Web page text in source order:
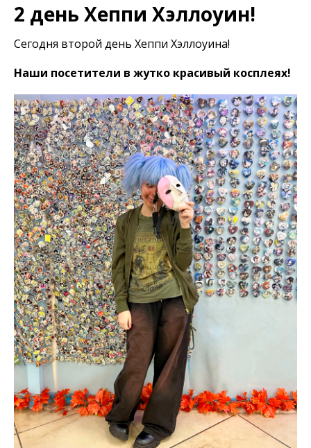
2 день Хеппи Хэллоуин!
Сегодня второй день Хеппи Хэллоуина!
Наши посетители в жутко красивый косплеях!